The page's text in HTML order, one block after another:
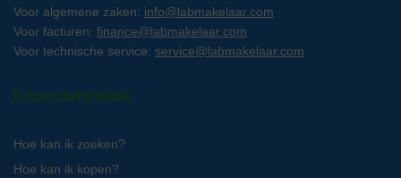
Voor algemene zaken: info@labmakelaar.com
Voor facturen: finance@labmakelaar.com
Voor technische service: service@labmakelaar.com
Kopersinformatie
Hoe kan ik zoeken?
Hoe kan ik kopen?